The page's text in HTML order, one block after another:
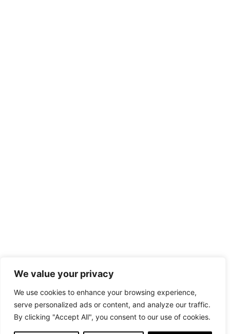
We value your privacy
We use cookies to enhance your browsing experience,
serve personalized ads or content, and analyze our traffic.
By clicking "Accept All", you consent to our use of cookies.